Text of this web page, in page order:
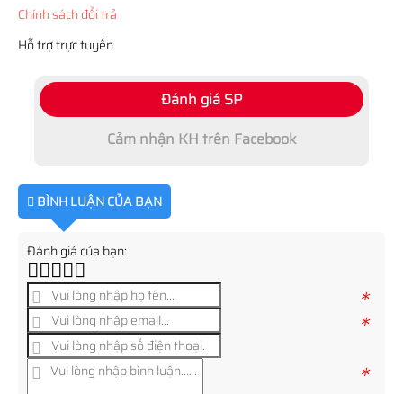
Chính sách đổi trả
Hỗ trợ trực tuyến
Đánh giá SP
Cảm nhận KH trên Facebook
BÌNH LUẬN CỦA BẠN
Đánh giá của bạn:
*
*
*